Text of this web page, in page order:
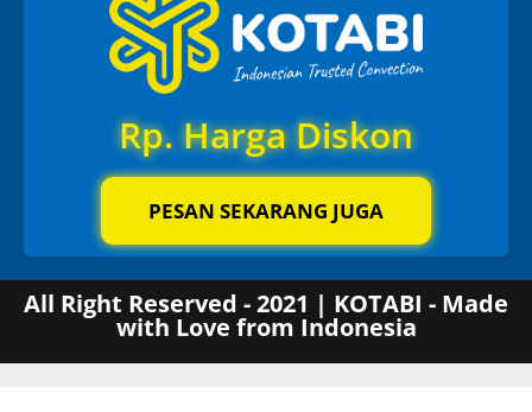
Rp. Harga Diskon
PESAN SEKARANG JUGA
All Right Reserved - 2021 | KOTABI - Made
with Love from Indonesia